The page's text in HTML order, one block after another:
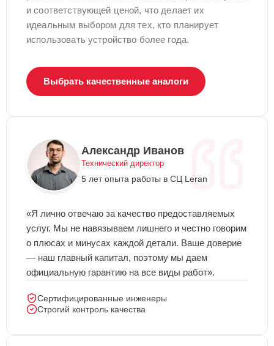
и соответствующей ценой, что делает их
идеальным выбором для тех, кто планирует
использовать устройство более года.
Выбрать качественные аналоги
Александр Иванов
Технический директор
5 лет опыта работы в СЦ Leran
«Я лично отвечаю за качество предоставляемых
услуг. Мы не навязываем лишнего и честно говорим
о плюсах и минусах каждой детали. Ваше доверие
— наш главный капитал, поэтому мы даем
официальную гарантию на все виды работ».
Сертифицированные инженеры
Строгий контроль качества